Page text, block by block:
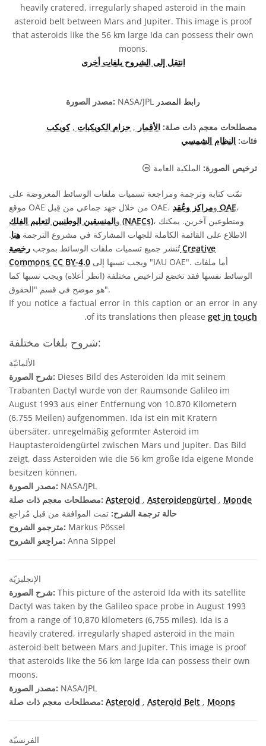
heavily cratered, irregularly shaped asteroid in the main
asteroid belt between Mars and Jupiter. This image is proof
that asteroids like the 56 km large Ida can possess their own
moons.
انتقل إلى الشروح بلغات أخرى
مصدر الصورة: NASA/JPL رابط المصدر
مصطلحات معجم ذات صلة: الأقمار , حزام الكويكبات ,كويكب
فئات: النظام الشمسي
ترخيص الصورة: الملكية العامة الملكية العامة أيقونات
تمّت كتابة وترجمة ومراجعة تسميات ملفات الوسائط المعروضة على
موقع OAE من خلال جهد جماعي من قِبل OAE، و مراكز وعُقد OAE،
و المنسقين الوطنيين لتعليم الفلك (NAECs)، ومتطوعين آخرين. يمكنك
الاطلاع على القائمة الكاملة للجهات المشاركة في مشروع الترجمة هنا.
تُنشر جميع تسميات ملفات الوسائط بموجب رخصة Creative
Commons CC BY-4.0
الوسائط نفسها فقد تخضع لتراخيص مختلفة (انظر أعلاه) ويجب نسبها كما
هو موضح في قسم "الحقوق".
If you notice a factual error in this caption or an error in any
of its translations then please get in touch
.
شروح بلغات مختلفة:
الألمانيّة
شرح الصورة: Dieses Bild des Asteroiden Ida mit seinem
Trabanten Dactyl wurde von der Raumsonde Galileo im
August 1993 aus einer Entfernung von 10.870 Kilometern
(6.755 Meilen) aufgenommen. Ida ist ein mit Kratern
übersäter, unregelmäßig geformter Asteroid im
Hauptasteroidengürtel zwischen Mars und Jupiter. Das Bild
zeigt, dass Asteroiden wie die 56 km große Ida eigene Monde
besitzen können.
مصدر الصورة: NASA/JPL
مصطلحات معجم ذات صلة: Asteroid , Asteroidengürtel , Monde
حالة ترجمة الشرح: تمت الموافقة من قبل مُراجع
مترجمو الشروح: Markus Pössel
مراجِعو الشروح: Anna Sippel
الإنجليزيّة
شرح الصورة: This picture of the asteroid Ida with its satellite
Dactyl was taken by the Galileo space probe in August 1993
from a range of 10,870 kilometers (6,755 miles). Ida is a
heavily cratered, irregularly shaped asteroid in the main
asteroid belt between Mars and Jupiter. This image is proof
that asteroids like the 56 km large Ida can possess their own
moons.
مصدر الصورة: NASA/JPL
مصطلحات معجم ذات صلة: Asteroid , Asteroid Belt , Moons
الفرنسيّة